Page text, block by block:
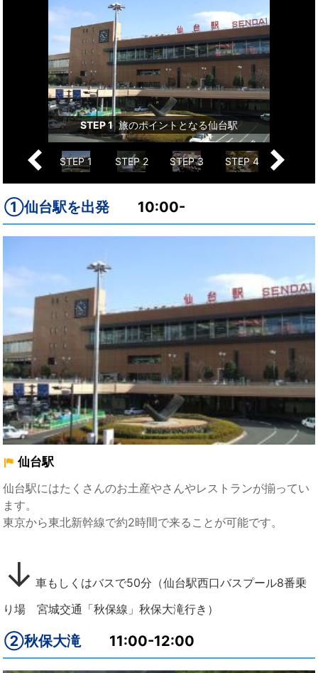
STEP 1 旅のポイントとなる仙台駅
STEP 5 STEP 1 STEP 2 STEP 3 STEP 4 STEP 5
Previous
①仙台駅を出発 10:00-
仙台駅
仙台駅にはたくさんのお土産やさんやレストランが揃ってい
ます。
東京から東北新幹線で約2時間で来ることが可能です。
↓ 車もしくはバスで50分（仙台駅西口バスプール8番乗
り場 宮城交通「秋保線」秋保大滝行き）
②秋保大滝 11:00-12:00